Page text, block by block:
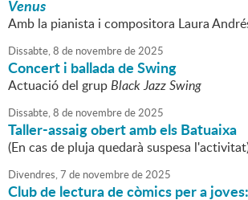
Venus
Amb la pianista i compositora Laura
Dissabte,8 de novembrede2025
Concert i ballada de Swing
Actuació del grupBlack Jazz Swing
Dissabte,8 de novembrede2025
Taller-assaig obert amb els Batuaixa
(En cas de pluja quedarà suspesa
Divendres,7 de novembrede2025
Club de lectura de còmics per a